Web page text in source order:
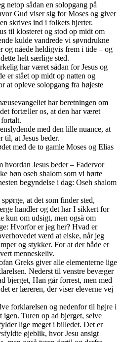
netop sådan en solopgang på
Gud viser sig for Moses og giver
skrives ind i folkets hjerter.
til klosteret og stod op midt om
kulde vandrede vi søvndrukne
og nåede heldigvis frem i tide – og
helt særlige sted.
har været sådan for Jesus og
er stået op midt op natten og
at opleve solopgang fra højeste
har beretningen om
fortæller os, at den har været
med den lille nuance, at
til, at Jesus beder.
med de to gamle Moses og Elias
hvordan Jesus beder – Fadervor
bøn oseh shalom som vi hørte
begyndelse i dag: Oseh shalom
at det som finder sted,
handler og det har I sikkert for
kun om udsigt, men også om
Hvorfor er jeg her? Hvad er
værd at elske, når jeg
og stykker. For at der både er
menneskeliv.
Greks giver alle elementerne lige
Nederst til venstre bevæger
bjerget, Han går forrest, men med
er læreren, der viser eleverne vej
forklarelsen og nedenfor til højre i
igen. Turen op ad bjerget, selve
lige meget i billedet. Det er
øjeblik, hvor Jesu ansigt